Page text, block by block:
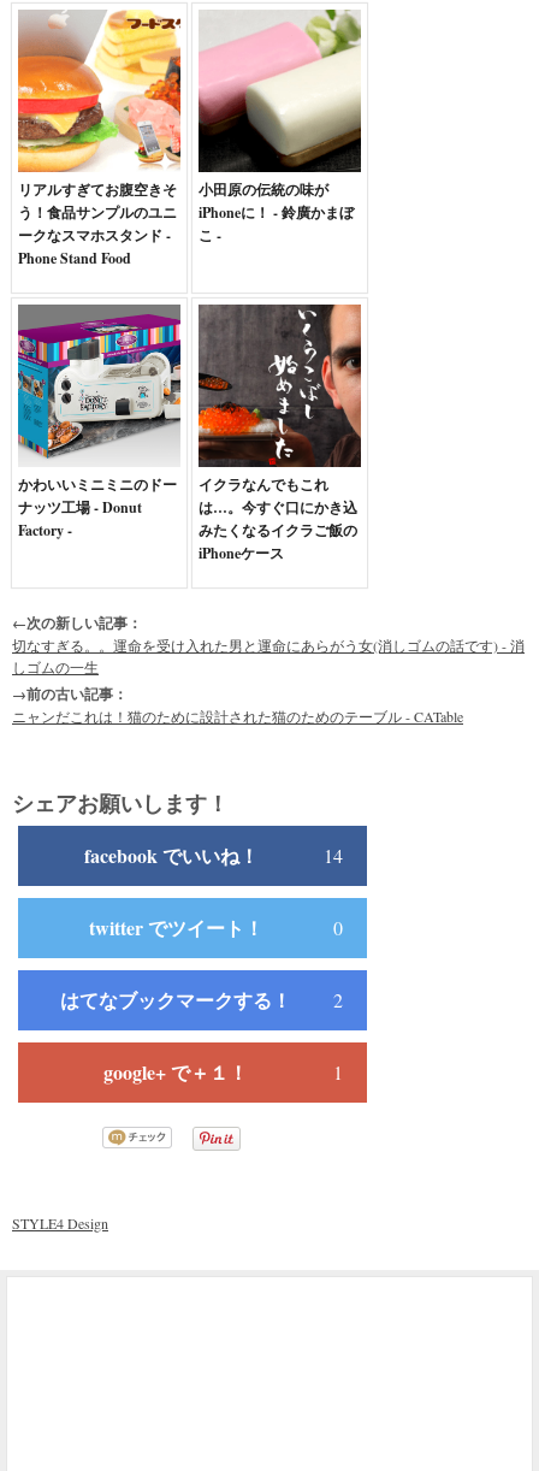
リアルすぎてお腹空きそ
う！食品サンプルのユニ
ークなスマホスタンド -
Phone Stand Food
小田原の伝統の味が
iPhoneに！ - 鈴廣かまぼ
こ -
かわいいミニミニのドー
ナッツ工場 - Donut
Factory -
イクラなんでもこれ
は…。今すぐ口にかき込
みたくなるイクラご飯の
iPhoneケース
←次の新しい記事：
切なすぎる。。運命を受け入れた男と運命にあらがう女(消しゴムの話です) - 消
しゴムの一生
→前の古い記事：
ニャンだこれは！猫のために設計された猫のためのテーブル - CATable
シェアお願いします！
facebook でいいね！ 14
twitter でツイート！ 0
はてなブックマークする！ 2
google+ で＋１！ 1
STYLE4 Design